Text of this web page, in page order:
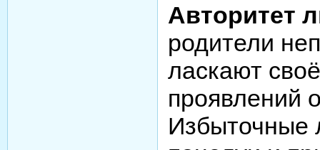
Авторитет
родители
ласкают
проявлений
Избыточные